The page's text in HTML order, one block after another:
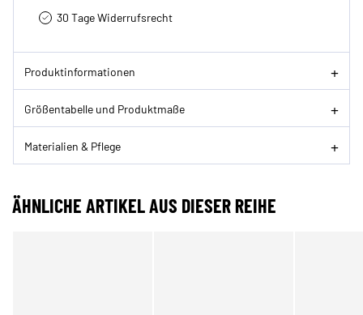
30 Tage Widerrufsrecht
Produktinformationen
Größentabelle und Produktmaße
Materialien & Pflege
ÄHNLICHE ARTIKEL AUS DIESER REIHE